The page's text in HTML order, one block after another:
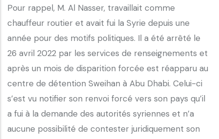
Pour rappel, M. Al Nasser, travaillait comme
chauffeur routier et avait fui la Syrie depuis une
année pour des motifs politiques. Il a été arrêté le
26 avril 2022 par les services de renseignements et
après un mois de disparition forcée est réapparu au
centre de détention Sweihan à Abu Dhabi. Celui-ci
s’est vu notifier son renvoi forcé vers son pays qu’il
a fui à la demande des autorités syriennes et n’a
aucune possibilité de contester juridiquement son